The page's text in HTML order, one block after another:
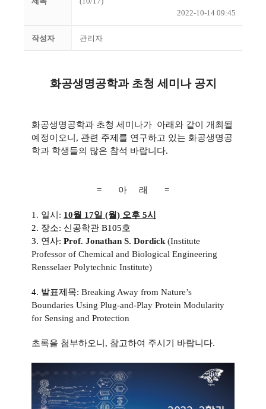
2022-10-14 09:45
작성자 관리자
화공생명공학과 초청 세미나 공지
화공생명공학과 초청 세미나가 아래와 같이 개최될
예정이오니, 관련 주제를 연구하고 있는 화공생명공
학과 학생들의 많은 참석 바랍니다.
= 아 래 =
1. 일시: 10월 17일 (월) 오후 5시
2. 장소: 신공학관 B105호
3. 연사: Prof. Jonathan S. Dordick(Institute
Professor of Chemical and Biological Engineering
Rensselaer Polytechnic Institute)
4. 발표제목: Breaking Away from Nature’s
Boundaries Using Plug-and-Play Protein Modularity
for Sensing and Protection
초록을 첨부하오니, 참고하여 주시기 바랍니다.